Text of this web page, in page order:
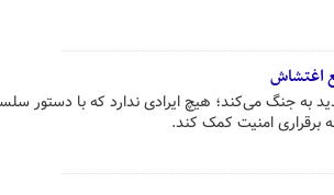
اغتشاش
جنگ می‌کند؛ هیچ ایرادی ندارد که با دستور
برقراری امنیت کمک کند.